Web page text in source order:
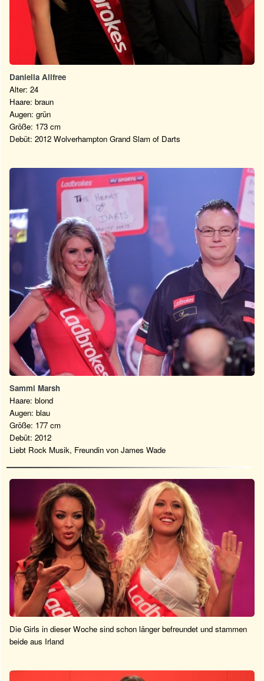
Daniella Allfree
Alter: 24
Haare: braun
Augen: grün
Größe: 173 cm
Debüt: 2012 Wolverhampton Grand Slam of Darts
Sammi Marsh
Haare: blond
Augen: blau
Größe: 177 cm
Debüt: 2012
Liebt Rock Musik, Freundin von James Wade
Die Girls in dieser Woche sind schon länger befreundet und stammen
beide aus Irland